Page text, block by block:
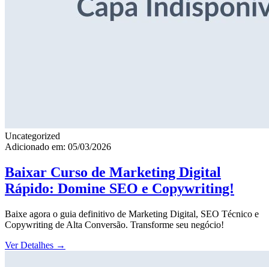
Uncategorized
Adicionado em: 05/03/2026
Baixar Curso de Marketing Digital
Rápido: Domine SEO e Copywriting!
Baixe agora o guia definitivo de Marketing Digital, SEO Técnico e
Copywriting de Alta Conversão. Transforme seu negócio!
Ver Detalhes →